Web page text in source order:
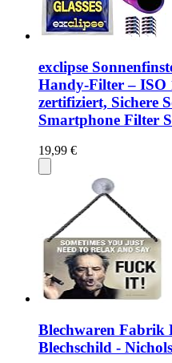
exclipse
Handy-Filter –
zertifiziert, Sichere
Smartphone Filter
19,99 €
Blechwaren Fabrik
Blechschild -